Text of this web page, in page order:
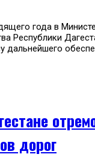
года в
Республики
дальнейшего
дорог